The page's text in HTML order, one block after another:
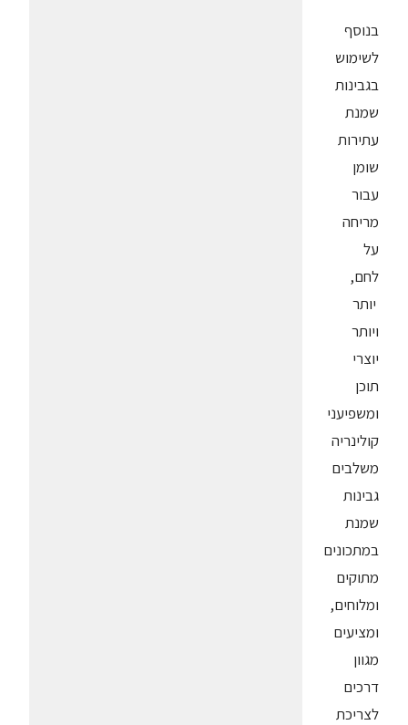
בנוסף
לשימוש
בגבינות
שמנת
עתירות
שומן
עבור
מריחה
על
לחם,
יותר
ויותר
יוצרי
תוכן
ומשפיעני
קולינריה
משלבים
גבינות
שמנת
במתכונים
מתוקים
ומלוחים,
ומציעים
מגוון
דרכים
לצריכת